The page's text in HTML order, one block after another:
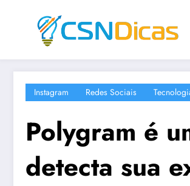
Instagram Redes Sociais
Polygram é
detecta sua